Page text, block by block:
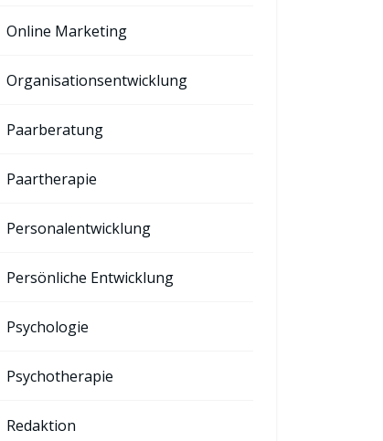
Online Marketing
Organisationsentwicklung
Paarberatung
Paartherapie
Personalentwicklung
Persönliche Entwicklung
Psychologie
Psychotherapie
Redaktion